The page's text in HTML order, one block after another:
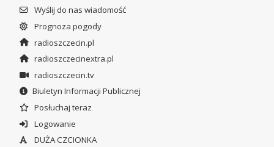
Wyślij do nas wiadomość
Prognoza pogody
radioszczecin.pl
radioszczecinextra.pl
radioszczecin.tv
Biuletyn Informacji Publicznej
Posłuchaj teraz
Logowanie
DUŻA CZCIONKA